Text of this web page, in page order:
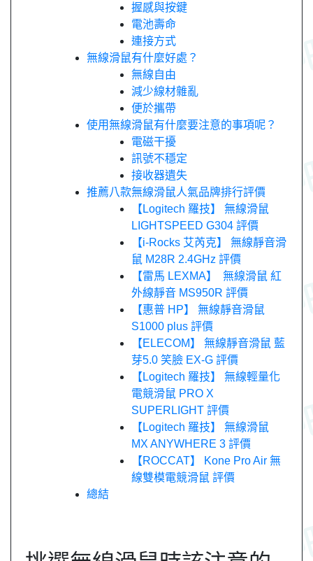
握感與按鍵
電池壽命
連接方式
無線滑鼠有什麼好處？
無線自由
減少線材雜亂
便於攜帶
使用無線滑鼠有什麼要注意的事項呢？
電磁干擾
訊號不穩定
接收器遺失
推薦八款無線滑鼠人氣品牌排行評價
【Logitech 羅技】 無線滑鼠
LIGHTSPEED G304 評價
【i-Rocks 艾芮克】 無線靜音滑
鼠 M28R 2.4GHz 評價
【雷馬 LEXMA】 無線滑鼠 紅
外線靜音 MS950R 評價
【惠普 HP】 無線靜音滑鼠
S1000 plus 評價
【ELECOM】 無線靜音滑鼠 藍
芽5.0 笑臉 EX-G 評價
【Logitech 羅技】 無線輕量化
電競滑鼠 PRO X
SUPERLIGHT 評價
【Logitech 羅技】 無線滑鼠
MX ANYWHERE 3 評價
【ROCCAT】 Kone Pro Air 無
線雙模電競滑鼠 評價
總結